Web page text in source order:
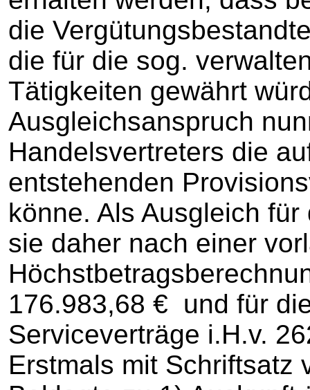
die
die für die sog.
Tätigkeiten gewährt
Ausgleichsanspruch
Handelsvertreters die
entstehenden
könne. Als Ausgleich
sie daher nach einer
176.983,68 € und für
Serviceverträge i.H.v.
Erstmals mit Schriftsatz